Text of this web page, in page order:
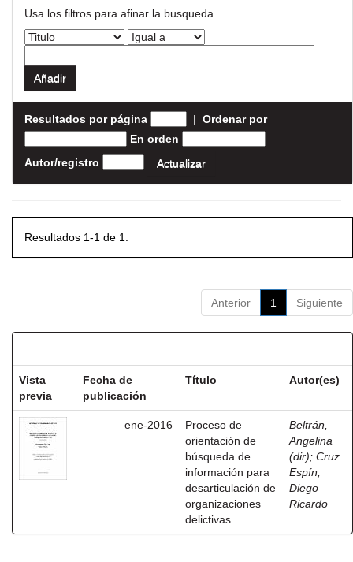
Usa los filtros para afinar la busqueda.
Resultados por página | Ordenar por
En orden
Autor/registro
Resultados 1-1 de 1.
Anterior 1 Siguiente
Vista
previa
Fecha de
publicación
Título Autor(es)
ene-2016
Proceso de
orientación de
búsqueda de
información para
desarticulación de
organizaciones
delictivas
Beltrán,
Angelina
(dir); Cruz
Espín,
Diego
Ricardo